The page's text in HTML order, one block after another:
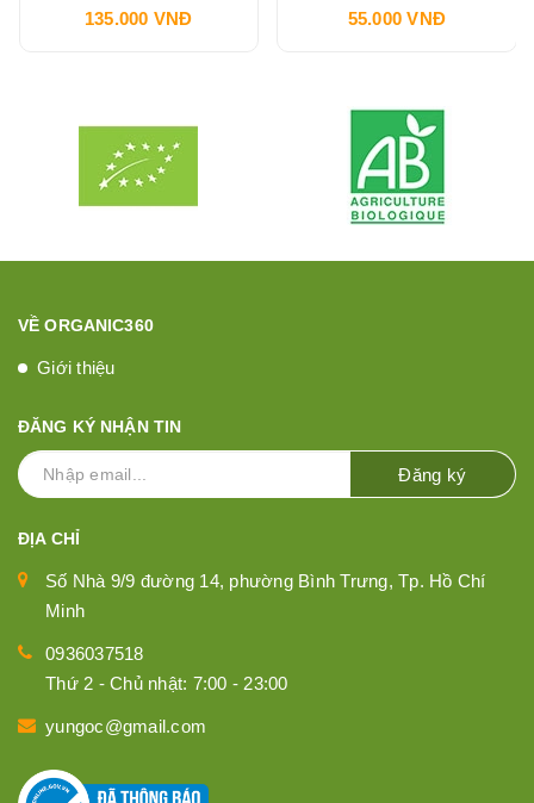
135.000 VNĐ 55.000 VNĐ
VỀ ORGANIC360
Giới thiệu
ĐĂNG KÝ NHẬN TIN
Đăng ký
ĐỊA CHỈ
Số Nhà 9/9 đường 14, phường Bình Trưng, Tp. Hồ Chí
Minh
0936037518
Thứ 2 - Chủ nhật: 7:00 - 23:00
yungoc@gmail.com